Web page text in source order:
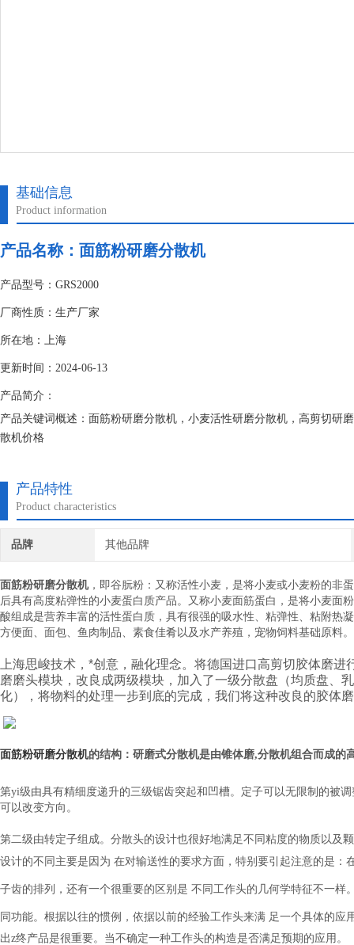
基础信息
Product information
产品名称：面筋粉研磨分散机
产品型号：GRS2000
厂商性质：生产厂家
所在地：上海
更新时间：2024-06-13
产品简介：
产品关键词概述：面筋粉研磨分散机，小麦活性研磨分散机，高剪切研
散机价格
产品特性
Product characteristics
品牌 其他品牌
面筋粉研磨分散机，即谷朊粉：又称活性小麦，是将小麦或小麦粉的非
后具有高度粘弹性的小麦蛋白质产品。又称小麦面筋蛋白，是将小麦面
酸组成是营养丰富的活性蛋白质，具有很强的吸水性、粘弹性、粘附热
方便面、面包、鱼肉制品、素食佳肴以及水产养殖，宠物饲料基础原料。
上海思峻技术，*创意，融化理念。将德国进口高剪切胶体磨进
磨磨头模块，改良成两级模块，加入了一级分散盘（均质盘、
化），将物料的处理一步到底的完成，我们将这种改良的胶体磨
面筋粉研磨分散机的结构：研磨式分散机是由锥体磨,分散机组合而成的
第yi级由具有精细度递升的三级锯齿突起和凹槽。定子可以无限制的被
可以改变方向。
第二级由转定子组成。分散头的设计也很好地满足不同粘度的物质以及
设计的不同主要是因为 在对输送性的要求方面，特别要引起注意的是：
子齿的排列，还有一个很重要的区别是 不同工作头的几何学特征不一样
同功能。根据以往的惯例，依据以前的经验工作头来满 足一个具体的应
出z终产品是很重要。当不确定一种工作头的构造是否满足预期的应用。